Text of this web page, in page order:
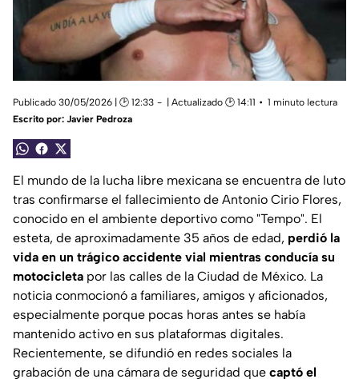
Publicado 30/05/2026 | 🕑 12:33 | Actualizado 🕑 14:11
1 minuto lectura
Escrito por: Javier Pedroza
El mundo de la lucha libre mexicana se encuentra de luto
tras confirmarse el fallecimiento de Antonio Cirio Flores,
conocido en el ambiente deportivo como "Tempo". El
esteta, de aproximadamente 35 años de edad, perdió la
vida en un trágico accidente vial mientras conducía su
motocicleta por las calles de la Ciudad de México. La
noticia conmocionó a familiares, amigos y aficionados,
especialmente porque pocas horas antes se había
mantenido activo en sus plataformas digitales.
Recientemente, se difundió en redes sociales la
grabación de una cámara de seguridad que captó el